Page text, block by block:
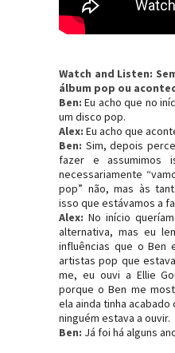
Watch and Listen:
álbum pop ou
Ben: Eu acho que no
um disco pop.
Alex: Eu acho que
Ben: Sim, depois
fazer e assumimos
necessariamente
pop” não, mas às
isso que estávamos a
Alex: No início
alternativa, mas eu
influências que o Ben
artistas pop que
me, eu ouvi a Ellie
porque o Ben me
ela ainda tinha
ninguém estava a ouvir.
Ben: Já foi há alguns